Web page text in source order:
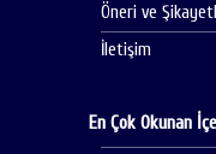
Öneri ve
İletişim
En Çok Okunan